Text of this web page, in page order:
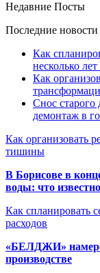
Недавние Посты
Последние новости
Как
несколько
Как
Снос старого
демонтаж в
Как организовать
тишины
В Борисове в
воды: что
Как спланировать
расходов
«БЕЛДЖИ»
производстве